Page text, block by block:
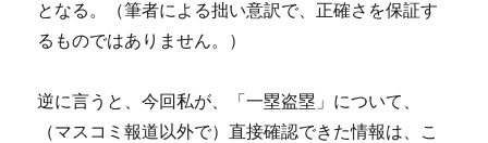
となる。（筆者による拙い意訳で、正確さを保証す
るものではありません。）
逆に言うと、今回私が、「一塁盗塁」について、
（マスコミ報道以外で）直接確認できた情報は、こ